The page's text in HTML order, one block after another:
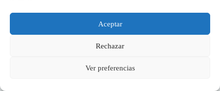
Aceptar
Rechazar
Ver preferencias
requisitos.